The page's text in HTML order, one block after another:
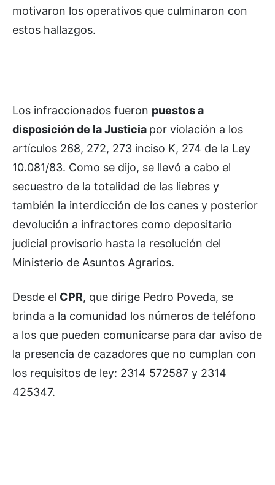
motivaron los operativos que culminaron con
estos hallazgos.
Los infraccionados fueron puestos a
disposición de la Justicia por violación a los
artículos 268, 272, 273 inciso K, 274 de la Ley
10.081/83. Como se dijo, se llevó a cabo el
secuestro de la totalidad de las liebres y
también la interdicción de los canes y posterior
devolución a infractores como depositario
judicial provisorio hasta la resolución del
Ministerio de Asuntos Agrarios.
Desde el CPR, que dirige Pedro Poveda, se
brinda a la comunidad los números de teléfono
a los que pueden comunicarse para dar aviso de
la presencia de cazadores que no cumplan con
los requisitos de ley: 2314 572587 y 2314
425347.